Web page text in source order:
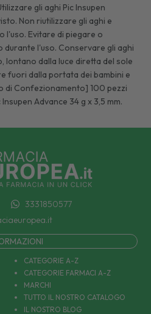
gli aghi Pic Insupen
Non riutilizzare gli aghi e
l'uso. Evitare di piegare o
durante l'uso. Conservare gli aghi
lontano dalla luce diretta del sole
fuori dalla portata dei bambini e
di Confezionamento] 100 pezzi
Advance 34 g x 3,5 mm.
3331850577
CATEGORIE A-Z
CATEGORIE FARMACI A-Z
MARCHI
TUTTO IL NOSTRO CATALOGO
IL NOSTRO BLOG